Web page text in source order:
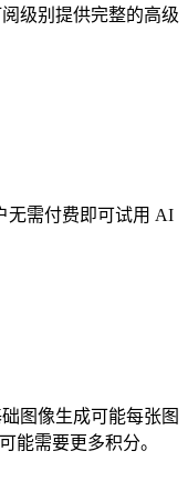
级别提供完整的高级
无需付费即可试用 AI
图像生成可能每张图
能需要更多积分。